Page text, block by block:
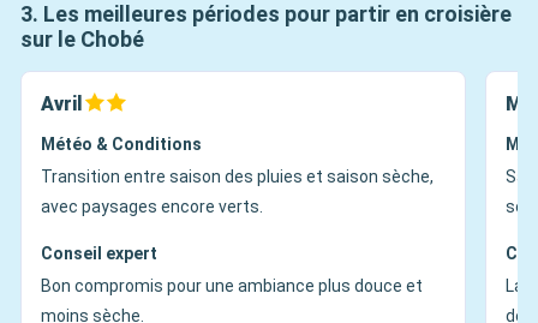
3. Les meilleures périodes pour partir en croisière
sur le Chobé
Avril
Météo & Conditions
Transition entre saison des pluies et saison sèche,
avec paysages encore verts.
Conseil expert
Bon compromis pour une ambiance plus douce et
moins sèche.
La
des